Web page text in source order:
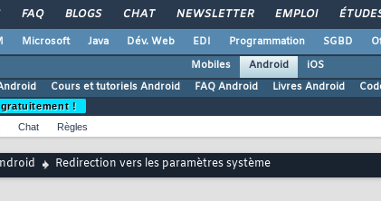
FAQ BLOGS CHAT NEWSLETTER EMPLOI
Microsoft Java Dév. Web EDI Programmation SGBD
Mobiles
Android
iOS
Cours et tutoriels Android FAQ Android Livres Android
!
Chat Règles
Redirection vers les paramètres système